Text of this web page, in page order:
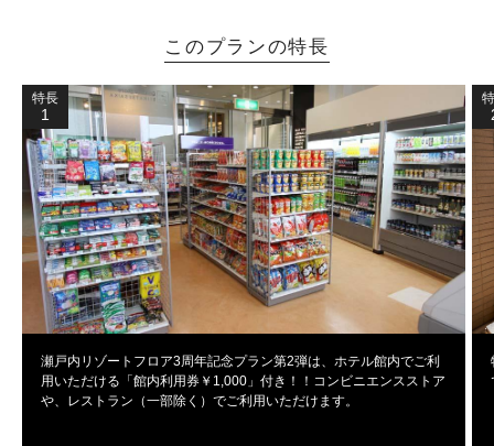
このプランの特長
特長
1
瀬戸内リゾートフロア3周年記念プラン第2弾は、ホテル館内でご利
用いただける「館内利用券￥1,000」付き！！コンビニエンスストア
や、レストラン（一部除く）でご利用いただけます。